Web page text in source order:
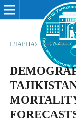
ГЛАВНАЯ / АРХИВЫ /